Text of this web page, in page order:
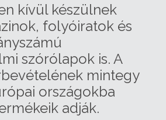
kívül készülnek
folyóiratok és
szórólapok is. A
mintegy
országokba
adják.